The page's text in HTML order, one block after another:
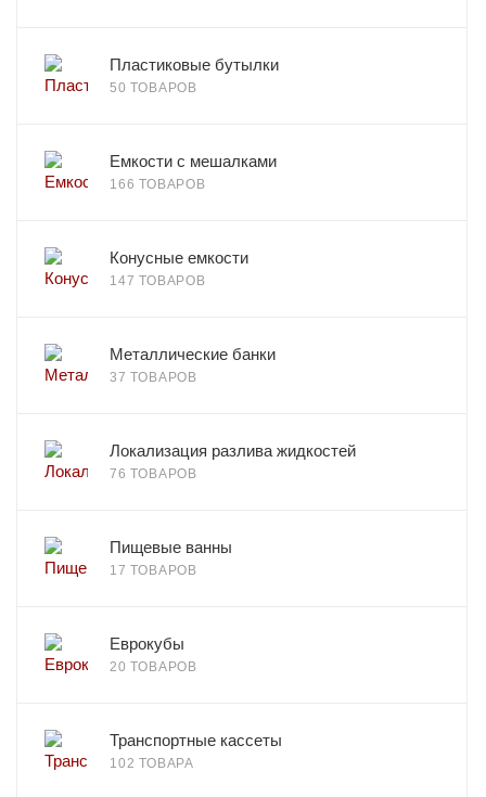
Пластиковые бутылки
50 ТОВАРОВ
Емкости с мешалками
166 ТОВАРОВ
Конусные емкости
147 ТОВАРОВ
Металлические банки
37 ТОВАРОВ
Локализация разлива жидкостей
76 ТОВАРОВ
Пищевые ванны
17 ТОВАРОВ
Еврокубы
20 ТОВАРОВ
Транспортные кассеты
102 ТОВАРА